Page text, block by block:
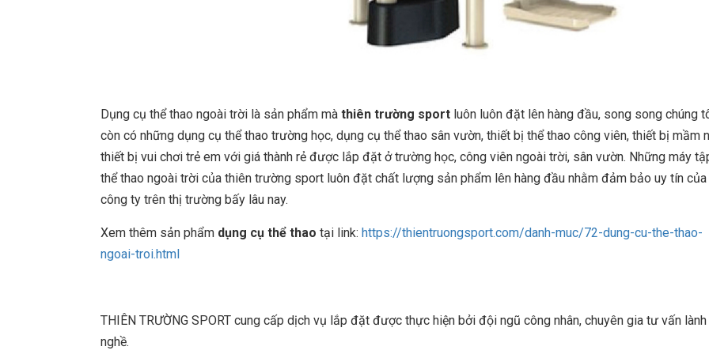
Dụng cụ thể thao ngoài trời là sản phẩm mà thiên trường sport luôn luôn đặt lên hàng đầu, song song chúng
còn có những dụng cụ thể thao trường học, dụng cụ thể thao sân vườn, thiết bị thể thao công viên, thiết bị mầm
thiết bị vui chơi trẻ em với giá thành rẻ được lắp đặt ở trường học, công viên ngoài trời, sân vườn. Những máy
thể thao ngoài trời của thiên trường sport luôn đặt chất lượng sản phẩm lên hàng đầu nhằm đảm bảo uy tín của
công ty trên thị trường bấy lâu nay.
Xem thêm sản phẩm dụng cụ thể thao tại link: https://thientruongsport.com/danh-muc/72-dung-cu-the-thao-
ngoai-troi.html
THIÊN TRƯỜNG SPORT cung cấp dịch vụ lắp đặt được thực hiện bởi đội ngũ công nhân, chuyên gia tư vấn lành
nghề.